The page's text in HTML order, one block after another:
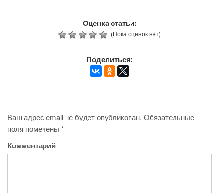
Оценка статьи:
(Пока оценок нет)
Поделиться:
Ваш адрес email не будет опубликован. Обязательные
поля помечены *
Комментарий